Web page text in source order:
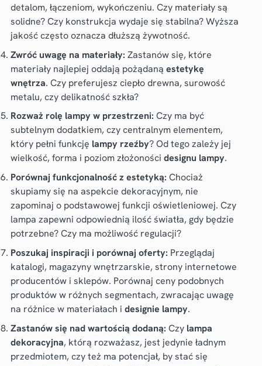
detalom, łączeniom, wykończeniu. Czy materiały są
solidne? Czy konstrukcja wydaje się stabilna? Wyższa
jakość często oznacza dłuższą żywotność.
Zwróć uwagę na materiały: Zastanów się, które
materiały najlepiej oddają pożądaną estetykę
wnętrza. Czy preferujesz ciepło drewna, surowość
metalu, czy delikatność szkła?
Rozważ rolę lampy w przestrzeni: Czy ma być
subtelnym dodatkiem, czy centralnym elementem,
który pełni funkcję lampy rzeźby? Od tego zależy jej
wielkość, forma i poziom złożoności designu lampy.
Porównaj funkcjonalność z estetyką: Chociaż
skupiamy się na aspekcie dekoracyjnym, nie
zapominaj o podstawowej funkcji oświetleniowej. Czy
lampa zapewni odpowiednią ilość światła, gdy będzie
potrzebne? Czy ma możliwość regulacji?
Poszukaj inspiracji i porównaj oferty: Przeglądaj
katalogi, magazyny wnętrzarskie, strony internetowe
producentów i sklepów. Porównaj ceny podobnych
produktów w różnych segmentach, zwracając uwagę
na różnice w materiałach i designie lampy.
Zastanów się nad wartością dodaną: Czy lampa
dekoracyjna, którą rozważasz, jest jedynie ładnym
przedmiotem, czy też ma potencjał, by stać się